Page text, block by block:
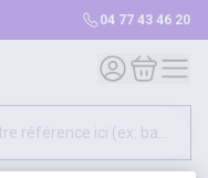
04 77 43 46 20
Mon compte
Mon